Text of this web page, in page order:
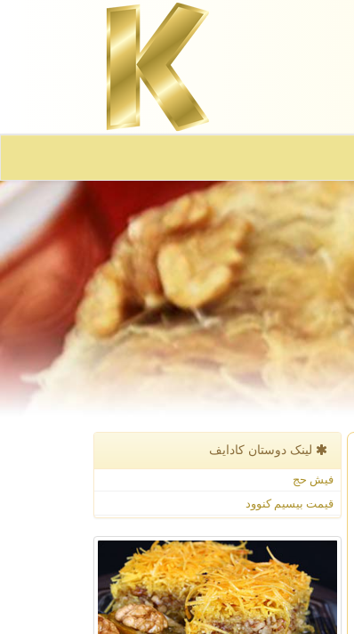
لینک دوستان كادایف
فیش حج
قیمت بیسیم کنوود